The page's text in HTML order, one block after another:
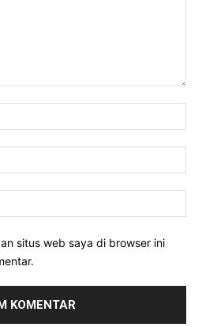
situs web saya di browser ini